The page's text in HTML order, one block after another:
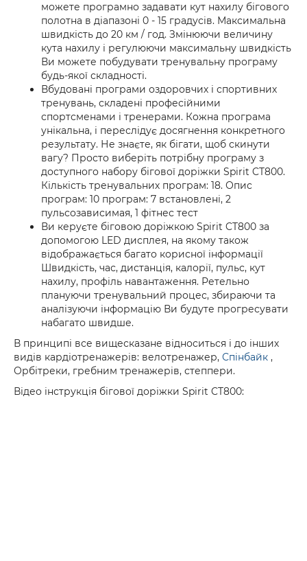
можете програмно задавати кут нахилу бігового
полотна в діапазоні 0 - 15 градусів. Максимальна
швидкість до 20 км / год. Змінюючи величину
кута нахилу і регулюючи максимальну швидкість
Ви можете побудувати тренувальну програму
будь-якої складності.
Вбудовані програми оздоровчих і спортивних
тренувань, складені професійними
спортсменами і тренерами. Кожна програма
унікальна, і переслідує досягнення конкретного
результату. Не знаєте, як бігати, щоб скинути
вагу? Просто виберіть потрібну програму з
доступного набору бігової доріжки Spirit CT800.
Кількість тренувальних програм: 18. Опис
програм: 10 програм: 7 встановлені, 2
пульсозависимая, 1 фітнес тест
Ви керуєте біговою доріжкою Spirit CT800 за
допомогою LED дисплея, на якому також
відображається багато корисної інформації
Швидкість, час, дистанція, калорії, пульс, кут
нахилу, профіль навантаження. Ретельно
плануючи тренувальний процес, збираючи та
аналізуючи інформацію Ви будуте прогресувати
набагато швидше.
В принципі все вищесказане відноситься і до інших
видів кардіотренажерів: велотренажер, Спінбайк ,
Орбітреки, гребним тренажерів, степпери.
Відео інструкція бігової доріжки Spirit CT800: